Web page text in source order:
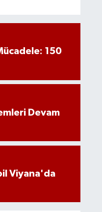
150
Devam
Viyana'da